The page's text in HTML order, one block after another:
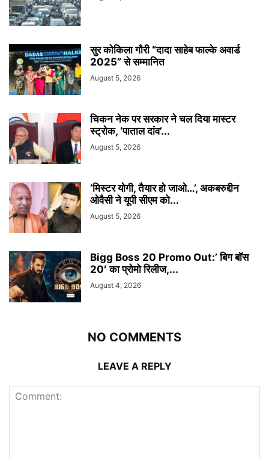
सुर कोकिला गौरी “दादा साहेब फाल्के अवार्ड
2025” से सम्मानित
August 5, 2026
चिकन नेक पर सरकार ने चल दिया मास्टर
स्ट्रोक, ‘पाताल दांव’...
August 5, 2026
‘मिस्टर योगी, तैयार हो जाओ…’, अकबरुद्दीन
ओवैसी ने यूपी सीएम को...
August 5, 2026
Bigg Boss 20 Promo Out:’ बिग बॉस
20′ का प्रोमो रिलीज,...
August 4, 2026
NO COMMENTS
LEAVE A REPLY